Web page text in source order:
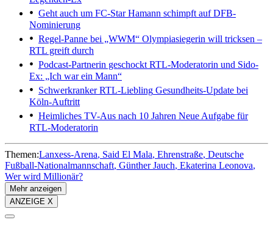
Geht auch um FC-StarHamann schimpft auf DFB-
Nominierung
Regel-Panne bei „WWM“ Olympiasiegerin will tricksen –
RTL greift durch
Podcast-Partnerin geschockt RTL-Moderatorin und Sido-
Ex: „Ich war ein Mann“
Schwerkranker RTL-Liebling Gesundheits-Update bei
Köln-Auftritt
Heimliches TV-Aus nach 10 Jahren Neue Aufgabe für
RTL-Moderatorin
Themen:Lanxess-Arena Said El Mala Ehrenstraße Deutsche
Fußball-Nationalmannschaft Günther Jauch Ekaterina Leonova
Wer wird Millionär?
Mehr anzeigen
ANZEIGE X